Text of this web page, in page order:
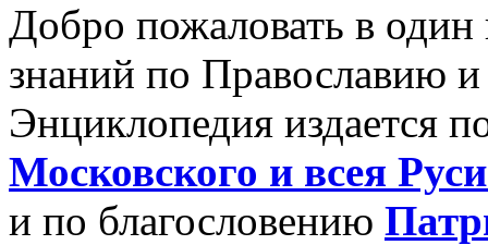
Добро пожаловать в
знаний по Православию
Энциклопедия издается
Московского и всея
и по благословению